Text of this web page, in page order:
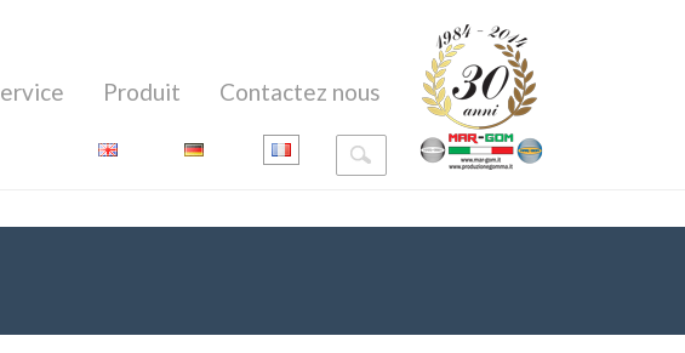
Produit Contactez nous